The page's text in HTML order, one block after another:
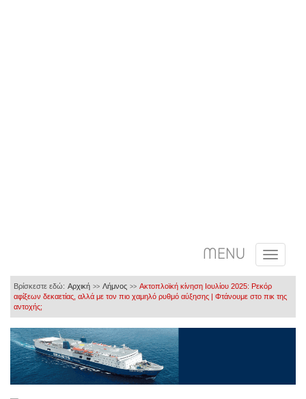
MENU
Βρίσκεστε εδώ: Αρχική >> Λήμνος >> Ακτοπλοϊκή κίνηση Ιουλίου 2025: Ρεκόρ
αφίξεων δεκαετίας, αλλά με τον πιο χαμηλό ρυθμό αύξησης | Φτάνουμε στο πικ της
αντοχής;